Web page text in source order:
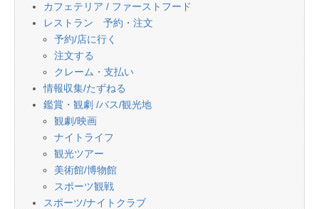
カフェテリア / ファーストフード
レストラン 予約・注文
予約/店に行く
注文する
クレーム・支払い
情報収集/たずねる
鑑賞・観劇 /バス/観光地
観劇/映画
ナイトライフ
観光ツアー
美術館/博物館
スポーツ観戦
スポーツ/ナイトクラブ